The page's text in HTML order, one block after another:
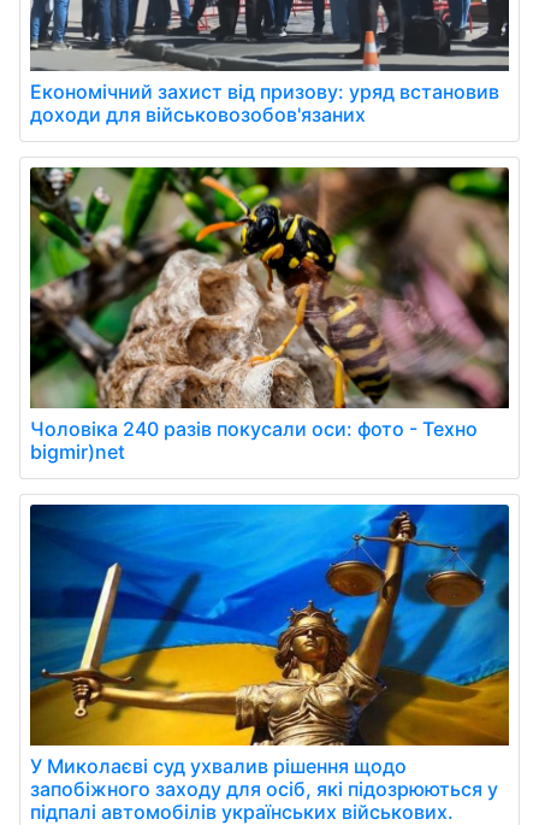
Економічний захист від призову: уряд встановив
доходи для військовозобов'язаних
Чоловіка 240 разів покусали оси: фото - Техно
bigmir)net
У Миколаєві суд ухвалив рішення щодо
запобіжного заходу для осіб, які підозрюються у
підпалі автомобілів українських військових.